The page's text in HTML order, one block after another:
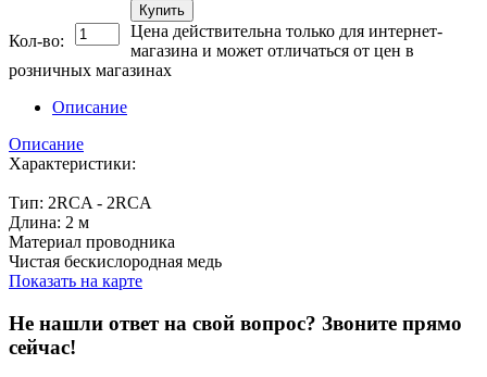
Кол-во:
Купить
Цена действительна только для интернет-
магазина и может отличаться от цен в
розничных магазинах
Описание
Описание
Характеристики:
Тип: 2RCA - 2RCA
Длина: 2 м
Материал проводника
Чистая бескислородная медь
Показать на карте
Не нашли ответ на свой вопрос? Звоните прямо
сейчас!